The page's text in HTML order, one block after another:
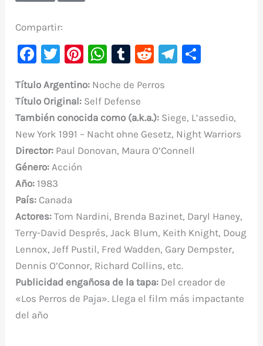
Compartir:
F
c
e
b
o
o
k
T
it
te
r
Pi
er
e
st
W
at
s
A
p
T
m
bl
r
R
d
di
t
Te
a
m
p
ar
TítuloArgentino: Noche de Perros
Título Original: Self Defense
También conocida como (a.k.a.): Siege, L’assedio,
New York 1991 – Nacht ohne Gesetz, Night Warriors
Director: Paul Donovan, Maura O’Connell
Género:Acción
Año: 1983
País: Canada
Actores: Tom Nardini, Brenda Bazinet, Daryl Haney,
Terry-David Després, Jack Blum, Keith Knight, Doug
Lennox, Jeff Pustil, Fred Wadden, Gary Dempster,
Dennis O’Connor, Richard Collins, etc.
Publicidad engañosa de la tapa: Del creador de
«Los Perros de Paja». Llega el film más impactante
del año